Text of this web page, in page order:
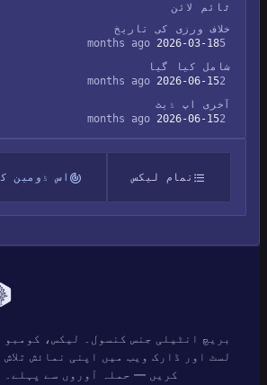
ٹائم لائن
خلاف ورزی کی تاریخ
2026-03-18
شامل کیا گیا
2026-06-15
آخری اپ ڈیٹ
2026-06-15
تمام لیکس اس ڈومین کا
بریچ انٹیلی جنس کنسول۔ لیکس، کومبو
لسٹ اور ڈارک ویب میں اپنی نمائش تلاش
کریں — حملہ آوروں سے پہلے۔